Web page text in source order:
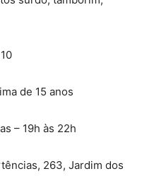
de 15 anos
– 19h às 22h
263, Jardim dos